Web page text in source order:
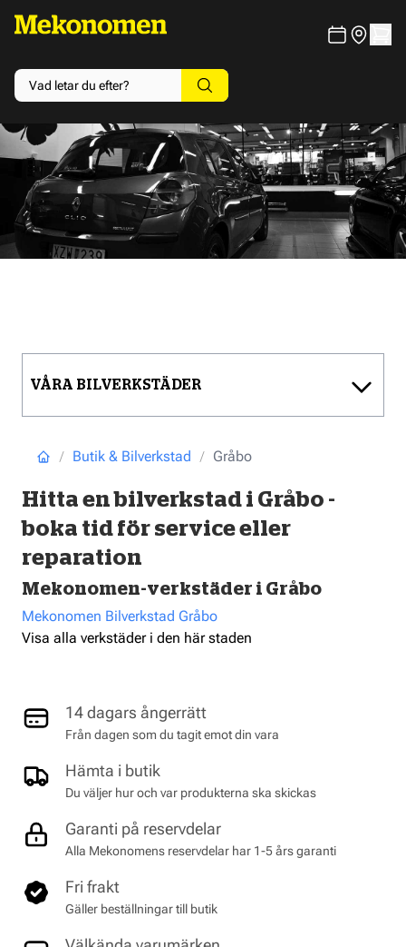
VÅRA BILVERKSTÄDER
Butik & Bilverkstad Gråbo
Hitta en bilverkstad i Gråbo -
boka tid för service eller
reparation
Mekonomen-verkstäder i Gråbo
Mekonomen Bilverkstad Gråbo
Visa alla verkstäder i den här staden
14 dagars ångerrätt
Från dagen som du tagit emot din vara
Hämta i butik
Du väljer hur och var produkterna ska skickas
Garanti på reservdelar
Alla Mekonomens reservdelar har 1-5 års garanti
Fri frakt
Gäller beställningar till butik